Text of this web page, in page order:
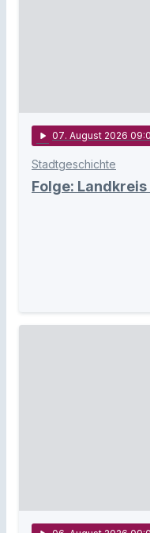
play_arrow 07. August 2026
Stadtgeschichte
Folge: